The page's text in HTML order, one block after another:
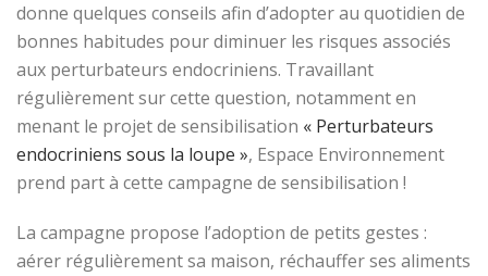
donne quelques conseils afin d’adopter au quotidien de
bonnes habitudes pour diminuer les risques associés
aux perturbateurs endocriniens. Travaillant
régulièrement sur cette question, notamment en
menant le projet de sensibilisation « Perturbateurs
endocriniens sous la loupe », Espace Environnement
prend part à cette campagne de sensibilisation !
La campagne propose l’adoption de petits gestes :
aérer régulièrement sa maison, réchauffer ses aliments